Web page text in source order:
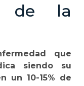
de la
que
siendo su
un 10-15% de